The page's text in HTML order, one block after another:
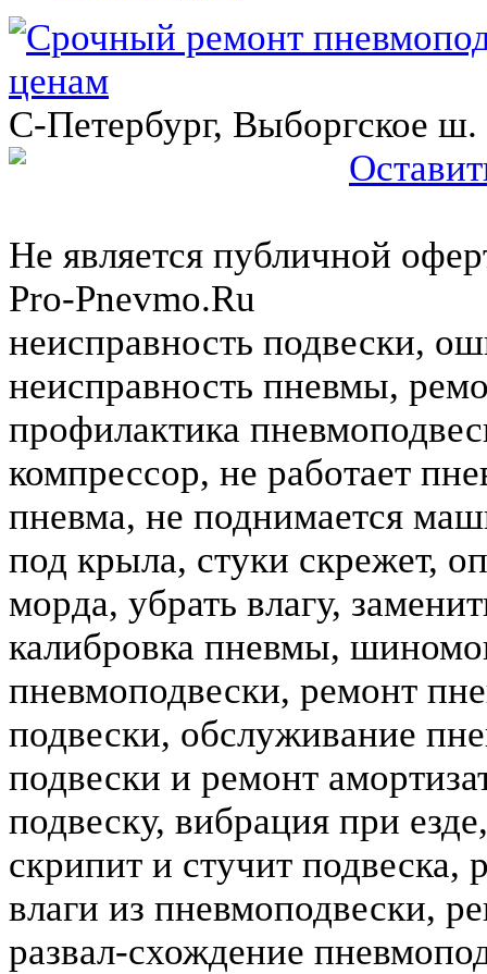
C-Петербург, Выборгское
Не является публичной
Pro-Pnevmo.Ru
неисправность подвески,
неисправность пневмы,
профилактика
компрессор, не работает
пневма, не поднимается
под крыла, стуки скрежет,
морда, убрать влагу,
калибровка пневмы,
пневмоподвески, ремонт
подвески, обслуживание
подвески и ремонт
подвеску, вибрация при
скрипит и стучит подвеска,
влаги из пневмоподвески,
развал-схождение